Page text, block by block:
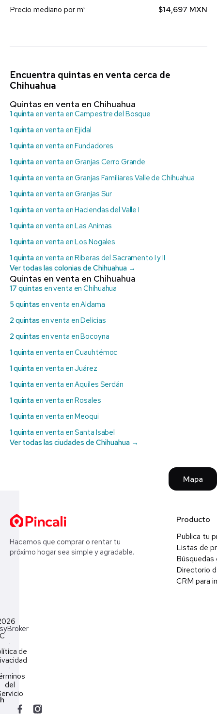
Precio mediano por m² $14,697 MXN
Encuentra quintas en venta cerca de
Chihuahua
Quintas en venta en Chihuahua
1 quinta en venta en Campestre del Bosque
1 quinta en venta en Ejidal
1 quinta en venta en Fundadores
1 quinta en venta en Granjas Cerro Grande
1 quinta en venta en Granjas Familiares Valle de Chihuahua
1 quinta en venta en Granjas Sur
1 quinta en venta en Haciendas del Valle I
1 quinta en venta en Las Animas
1 quinta en venta en Los Nogales
1 quinta en venta en Riberas del Sacramento I y II
Ver todas las colonias de Chihuahua →
Quintas en venta en Chihuahua
17 quintas en venta en Chihuahua
5 quintas en venta en Aldama
2 quintas en venta en Delicias
2 quintas en venta en Bocoyna
1 quinta en venta en Cuauhtémoc
1 quinta en venta en Juárez
1 quinta en venta en Aquiles Serdán
1 quinta en venta en Rosales
1 quinta en venta en Meoqui
1 quinta en venta en Santa Isabel
Ver todas las ciudades de Chihuahua →
Mapa
Hacemos que comprar o rentar tu
próximo hogar sea simple y agradable.
Producto
Publica tu
Listas de
Búsquedas
Directorio
CRM para
·
de
·
del